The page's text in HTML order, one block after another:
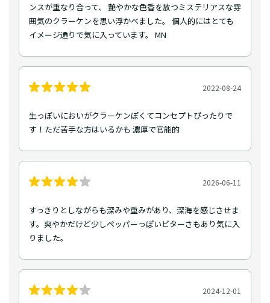
ンスが重なり合って、 艶やかな色香を放つミステリアスな雰
囲気のクラーケンを思い浮かべました。 個人的にはとても
イメージ通りで気に入っています。 MN
2022-08-24
生っぽいにおいがクラーケンぽくてコンセプトぴったりで
す！ただ苦手な方はいるかも 濃厚で官能的
2026-06-11
すっきりとしながらも深みや重みがあり、深海を感じさせま
す。爽やかだけど少しペッパーっぽいビターさもあり気に入
りました。
2024-12-01